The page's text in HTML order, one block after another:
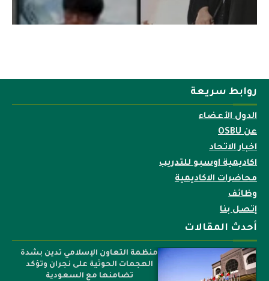
روابط سريعة
الدول الأعضاء
عن OSBU
اخبار الاتحاد
اكاديمية اوسبو للتدريب
محاضرات الاكاديمية
وظائف
إتصل بنا
أحدث المقالات
منظمة التعاون الإسلامي تدين بشدة
الهجمات الحوثية على نجران وتؤكد
تضامنها مع السعودية